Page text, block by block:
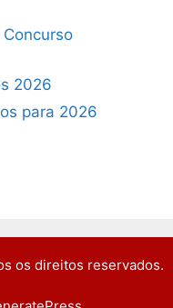
2026
para 2026
os direitos reservados.